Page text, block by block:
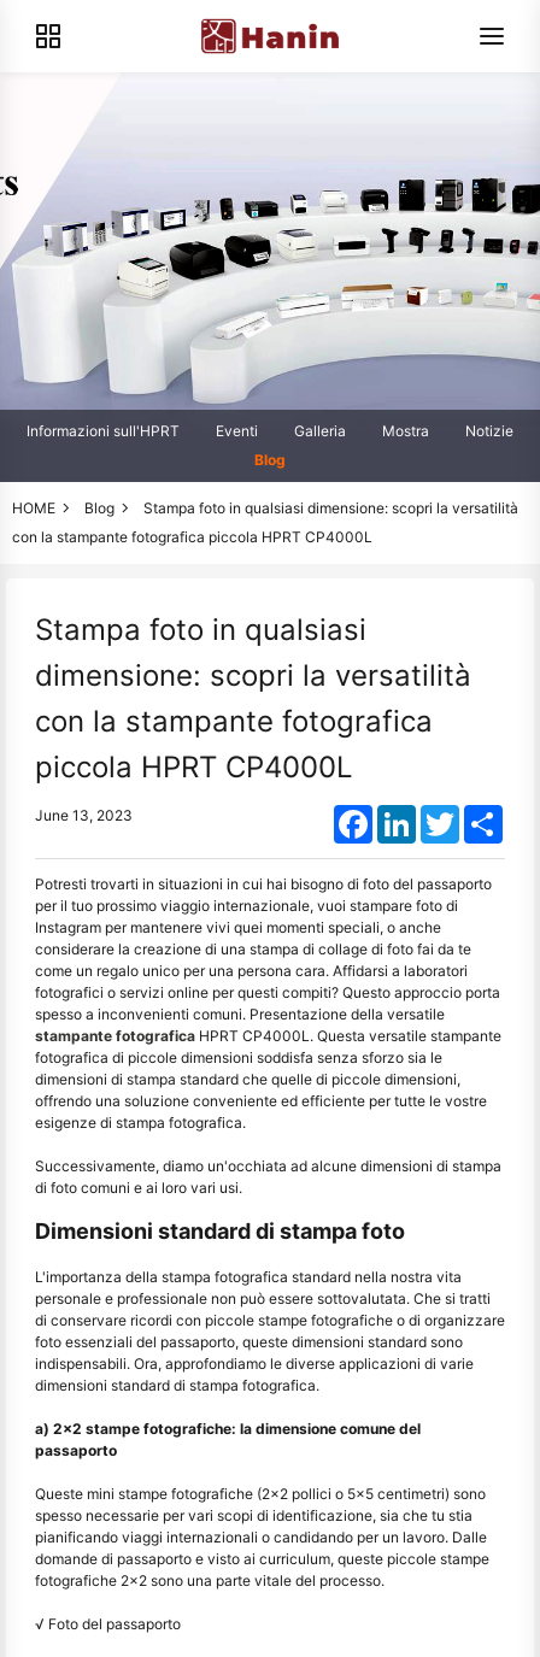
Informazioni sull'HPRT Eventi Galleria Mostra
Notizie
Blog
HOME Blog
Stampa foto in qualsiasi dimensione: scopri la versatilità
con la stampante fotografica piccola HPRT CP4000L
Stampa foto in qualsiasi
dimensione: scopri la versatilità
con la stampante fotografica
piccola HPRT CP4000L
June 13, 2023 FacebookLinkedInTwitter
Potresti trovarti in situazioni in cui hai bisogno di foto del passaporto
per il tuo prossimo viaggio internazionale, vuoi stampare foto di
Instagram per mantenere vivi quei momenti speciali, o anche
considerare la creazione di una stampa di collage di foto fai da te
come un regalo unico per una persona cara. Affidarsi a laboratori
fotografici o servizi online per questi compiti? Questo approccio porta
spesso a inconvenienti comuni. Presentazione della versatile
stampante fotografica HPRT CP4000L. Questa versatile stampante
fotografica di piccole dimensioni soddisfa senza sforzo sia le
dimensioni di stampa standard che quelle di piccole dimensioni,
offrendo una soluzione conveniente ed efficiente per tutte le vostre
esigenze di stampa fotografica.
Successivamente, diamo un'occhiata ad alcune dimensioni di stampa
di foto comuni e ai loro vari usi.
Dimensioni standard di stampa foto
L'importanza della stampa fotografica standard nella nostra vita
personale e professionale non può essere sottovalutata. Che si tratti
di conservare ricordi con piccole stampe fotografiche o di organizzare
foto essenziali del passaporto, queste dimensioni standard sono
indispensabili. Ora, approfondiamo le diverse applicazioni di varie
dimensioni standard di stampa fotografica.
a) 2x2 stampe fotografiche: la dimensione comune del
passaporto
Queste mini stampe fotografiche (2x2 pollici o 5x5 centimetri) sono
spesso necessarie per vari scopi di identificazione, sia che tu stia
pianificando viaggi internazionali o candidando per un lavoro. Dalle
domande di passaporto e visto ai curriculum, queste piccole stampe
fotografiche 2x2 sono una parte vitale del processo.
√ Foto del passaporto